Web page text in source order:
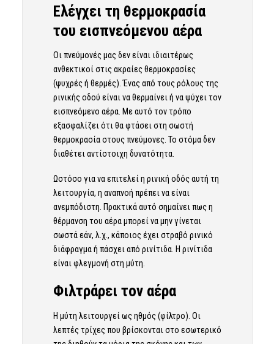
Ελέγχει τη θερμοκρασία
του εισπνεόμενου αέρα
Οι πνεύμονές μας δεν είναι ιδιαιτέρως
ανθεκτικοί στις ακραίες θερμοκρασίες
(ψυχρές ή θερμές). Ένας από τους ρόλους της
ρινικής οδού είναι να θερμαίνει ή να ψύχει τον
εισπνεόμενο αέρα. Με αυτό τον τρόπο
εξασφαλίζει ότι θα φτάσει στη σωστή
θερμοκρασία στους πνεύμονες. Το στόμα δεν
διαθέτει αντίστοιχη δυνατότητα.
Ωστόσο για να επιτελεί η ρινική οδός αυτή τη
λειτουργία, η αναπνοή πρέπει να είναι
ανεμπόδιστη. Πρακτικά αυτό σημαίνει πως η
θέρμανση του αέρα μπορεί να μην γίνεται
σωστά εάν, λ.χ., κάποιος έχει στραβό ρινικό
διάφραγμα ή πάσχει από ρινίτιδα. Η ρινίτιδα
είναι φλεγμονή στη μύτη.
Φιλτράρει τον αέρα
Η μύτη λειτουργεί ως ηθμός (φίλτρο). Οι
λεπτές τρίχες που βρίσκονται στο εσωτερικό